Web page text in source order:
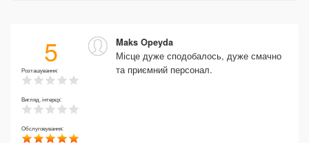
5
Розташування:
Вигляд, інтерєр:
Обслуговування:
Maks Opeyda
Місце дуже сподобалось, дуже смачно
та приємний персонал.